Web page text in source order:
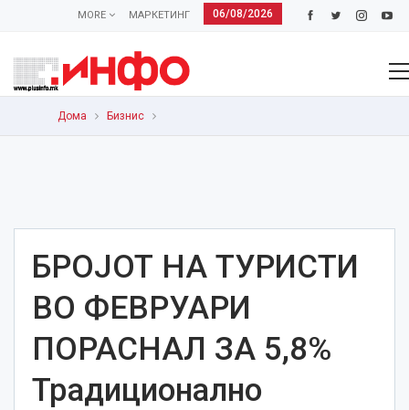
06/08/2026
МАРКЕТИНГ
MORE
Дома Бизнис
БРОЈОТ НА ТУРИСТИ
ВО ФЕВРУАРИ
ПОРАСНАЛ ЗА 5,8%
Традиционално